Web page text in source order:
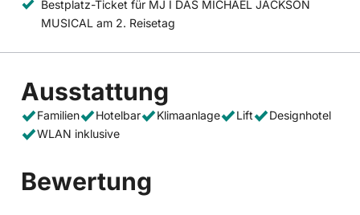
Bestplatz-Ticket für MJ I DAS MICHAEL JACKSON
MUSICAL am 2. Reisetag
Ausstattung
Familien Hotelbar Klimaanlage Lift
Designhotel
WLAN inklusive
Bewertung